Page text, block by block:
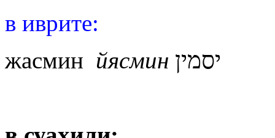
в иврите:
жасмин йясмин יסמין